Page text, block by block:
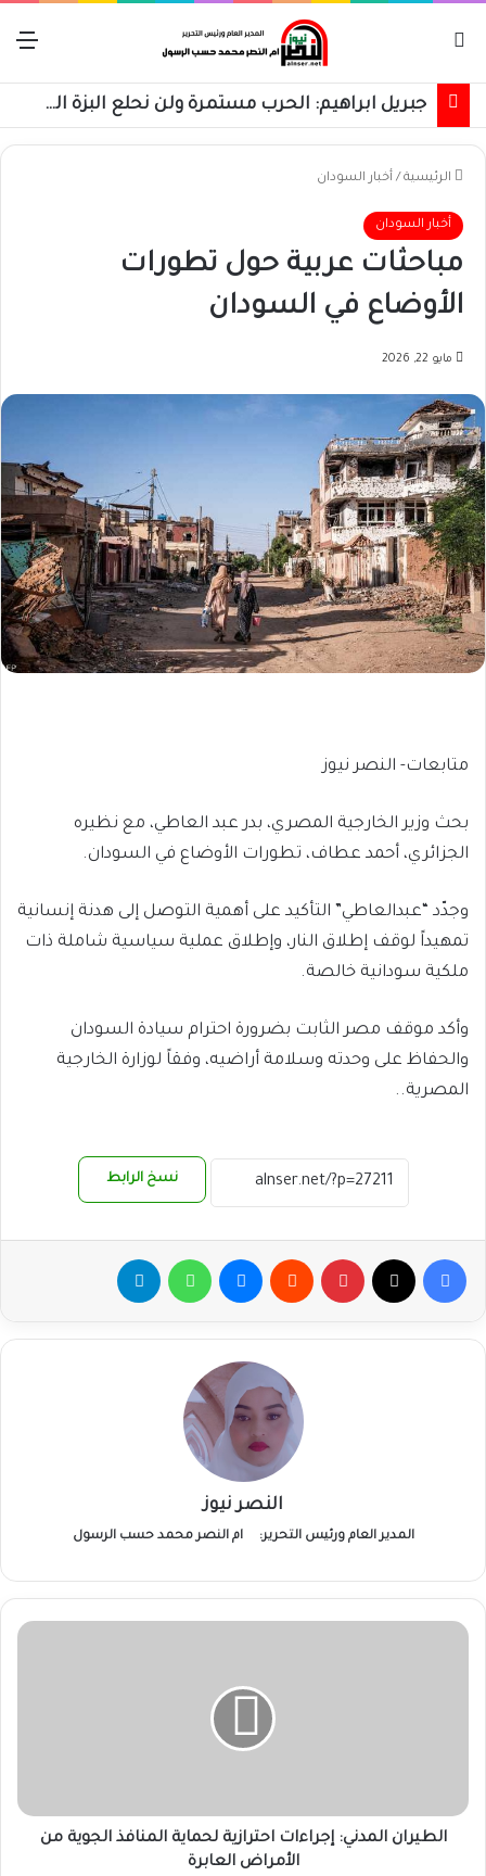
جبريل ابراهيم: الحرب مستمرة ولن نحلع البزة العسكرية حتى استعادة كامل البلاد
الرئيسية / أخبار السودان
أخبار السودان
مباحثات عربية حول تطورات
الأوضاع في السودان
مايو 22, 2026
متابعات- النصر نيوز
بحث وزير الخارجية المصري، بدر عبد العاطي، مع نظيره
الجزائري، أحمد عطاف، تطورات الأوضاع في السودان.
وجدّد “عبدالعاطي” التأكيد على أهمية التوصل إلى هدنة إنسانية
تمهيداً لوقف إطلاق النار، وإطلاق عملية سياسية شاملة ذات
ملكية سودانية خالصة.
وأكد موقف مصر الثابت بضرورة احترام سيادة السودان
والحفاظ على وحدته وسلامة أراضيه، وفقاً لوزارة الخارجية
المصرية..
نسخ الرابط
فيسبوك بينتيريست ماسنجر واتساب
النصر نيوز
المدير العام ورئيس التحرير: ام النصر محمد حسب الرسول
الطيران
الأمراض
العابرةالطيران المدني: إجراءات احترازية لحماية المنافذ الجوية من
الأمراض العابرة